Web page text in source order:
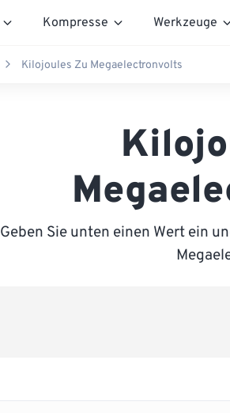
Kompresse Werkzeuge
Kilojoules Zu Megaelectronvolts
Geben Sie unten einen Wert ein